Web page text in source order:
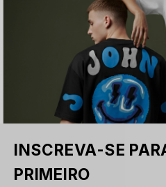
INSCREVA-SE
PRIMEIRO